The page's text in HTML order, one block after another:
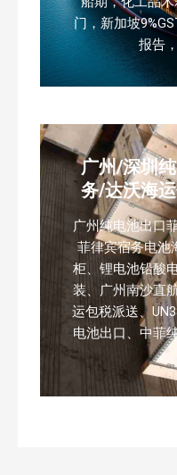
门，新加坡
报告
广州/深圳
务/达沃海
广州纯电池出口
菲律宾宿务电池
柜、锂电池铅酸
装、广州南沙直
运包税派送、
电池出口、中菲